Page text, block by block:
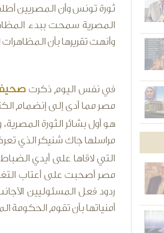
ثورة تونس وأن المصريين
المصرية سمحت ببدء
وأنهت تقريرها بأن
في نفس اليوم ذكرت
مصر مما أدى إلى إنضمام
هو أول بشائر الثورة
مراسلها جاك شنيكر الذي
التي لاقاها على أيدي
مصر أصحبت على أعتاب
ردود فعل المسئوليين
أمنياتها بأن تقوم الحكومة